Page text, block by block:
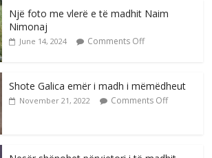
Një foto me vlerë e të madhit Naim
Nimonaj
June 14, 2024 Comments Off
Shote Galica emër i madh i mëmëdheut
November 21, 2022 Comments Off